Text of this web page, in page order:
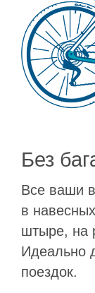
Без
Все ваши
в
штыре, на
Идеально
поездок.